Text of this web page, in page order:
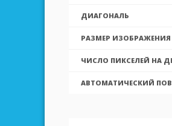
ДИАГОНАЛЬ
РАЗМЕР ИЗОБРАЖЕНИЯ
ЧИСЛО ПИКСЕЛЕЙ НА
АВТОМАТИЧЕСКИЙ